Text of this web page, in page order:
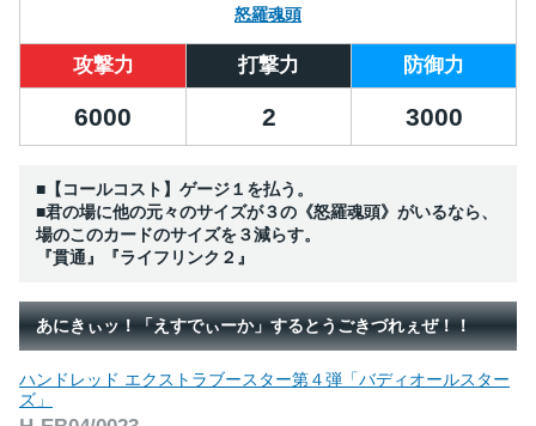
怒羅魂頭
攻撃力 打撃力 防御力
6000 2 3000
■【コールコスト】ゲージ１を払う。
■君の場に他の元々のサイズが３の《怒羅魂頭》がいるなら、
場のこのカードのサイズを３減らす。
『貫通』『ライフリンク２』
あにきぃッ！「えすでぃーか」するとうごきづれぇぜ！！
ハンドレッド エクストラブースター第４弾「バディオールスター
ズ」